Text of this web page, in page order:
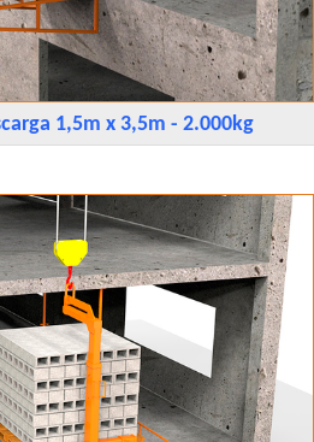
1,5m x 3,5m - 2.000kg